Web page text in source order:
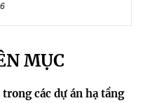
MỤC
các dự án hạ tầng